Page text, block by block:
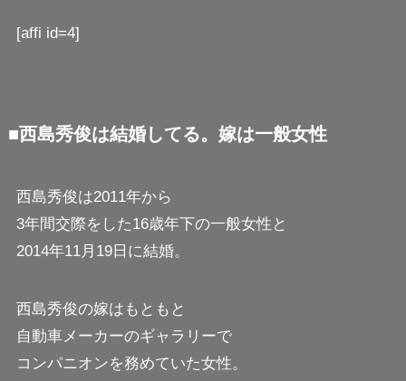
[affi id=4]
■西島秀俊は結婚してる。嫁は一般女性
西島秀俊は2011年から
3年間交際をした16歳年下の一般女性と
2014年11月19日に結婚。
西島秀俊の嫁はもともと
自動車メーカーのギャラリーで
コンパニオンを務めていた女性。